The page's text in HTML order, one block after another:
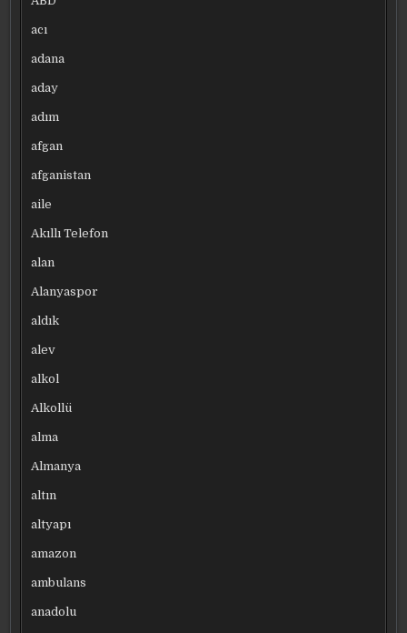
acı
adana
aday
adım
afgan
afganistan
aile
Akıllı Telefon
alan
Alanyaspor
aldık
alev
alkol
Alkollü
alma
Almanya
altın
altyapı
amazon
ambulans
anadolu